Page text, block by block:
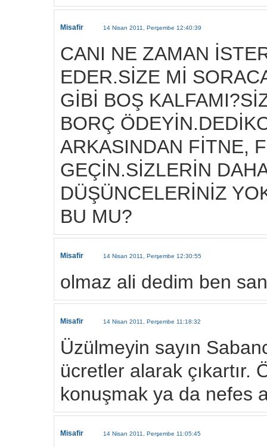
Misafir 14 Nisan 2011, Perşembe 12:40:39
CANI NE ZAMAN
EDER.SİZE Mİ
GİBİ BOŞ
BORÇ
ARKASINDAN FİTNE,
GEÇİN.SİZLERİN
DÜŞÜNCELERİNİZ
BU MU?
Misafir 14 Nisan 2011, Perşembe 12:30:55
olmaz ali dedim ben
Misafir 14 Nisan 2011, Perşembe 11:18:32
Üzülmeyin sayın
ücretler alarak çıkartır.
konuşmak ya da nefes
Misafir 14 Nisan 2011, Perşembe 11:05:45